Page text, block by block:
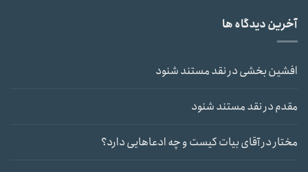
آخرین دیدگاه ها
افشین بخشیدرنقد مستند شنود
مقدمدرنقد مستند شنود
مختاردرآقای بیات کیست و چه ادعاهایی دارد؟